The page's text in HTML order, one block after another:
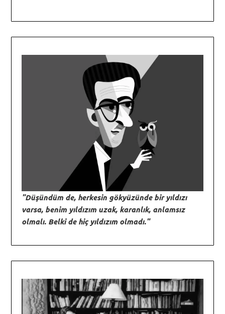
"Düşündüm de, herkesin gökyüzünde bir yıldızı
varsa, benim yıldızım uzak, karanlık, anlamsız
olmalı. Belki de hiç yıldızım olmadı."